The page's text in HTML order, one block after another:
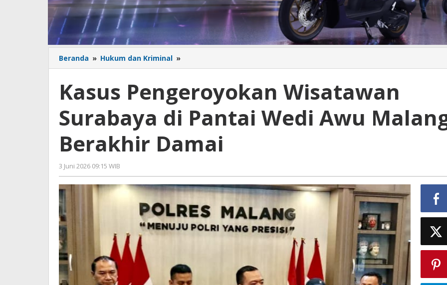
Beranda » Hukum dan Kriminal »
Pengeroyokan
Surabaya
di
Pantai
Wedi
Malang
Berakhir
Kasus Pengeroyokan Wisatawan
Surabaya di Pantai Wedi Awu
Berakhir Damai
3 Juni 2026 09:15 WIB
Imam
WD